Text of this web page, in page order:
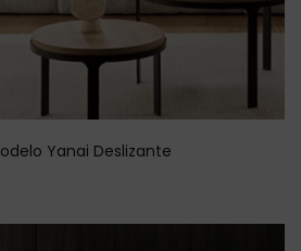
Yanai Deslizante